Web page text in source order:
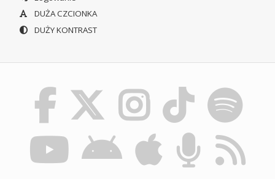
DUŻA CZCIONKA
DUŻY KONTRAST